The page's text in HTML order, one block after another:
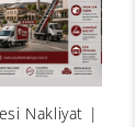
Nakliyat |